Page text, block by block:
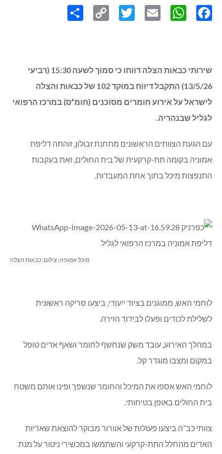
Link
שירותי כבאות הצלה דווחו כי סמוך לשעה 15:30 (רביעי
13/5/26) התקבל דיווח במוקד 102 של כבאות והצלה
לישראל על אירוע חומרים מסוכנים (חומ”ס) במרכז הרפואי
לגליל שבנהריה.
עם הגעת הצוותים הראשונים מתחנת זבולון, זוהתה דליפת
אמוניה בקומה תת-קרקעית של בית החולים, זאת בעקבות
התנפצות מיכל בתוך אחת המעבדות.
מיכל אמוניה. צילום: כבאות הצלה
לוחמי האש, ממוגנים בציוד ייעודי, ביצעו סריקה ראשונית
לשלילת לכודים ופעלו לבידוד הזירה.
במהלך האירוע, עובד משק שנחשף לחומר ושאף אדים טופל
במקום ומצבו מוגדר קל.
לוחמי האש אספו את המיכל והחומר שנשפך ופינו אותם משטח
בית החולים באופן בטיחותי.
צוותי כב”ה ביצעו פעולות של אוורור מבוקר להוצאת שאריות
האדים מהחלל התת-קרקעי והשתמשו במכשירי ניטור על מנת